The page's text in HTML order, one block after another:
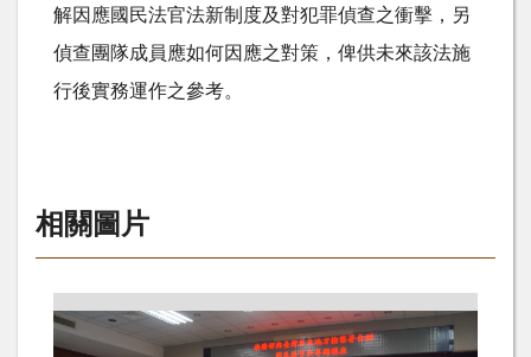
解因應國民法官法新制度及對犯罪偵查之衝擊，另
偵查團隊成員應如何因應之對策，俾供未來該法施
行後實務運作之參考。
相關圖片